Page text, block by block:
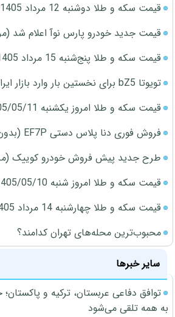
قیمت سکه و طلا دوشنبه 12 مرداد 1405
قیمت جدید خودرو پارس نوآ اعلام شد (مرداد
قیمت سکه و طلا پنج‌شنبه 15 مرداد 1405
تویوتا bZ5 برای نخستین بار وارد بازار ایران می‌شود
قیمت سکه و طلا امروز یکشنبه 1405/05/11
فروش فوری دنا پلاس دستی EF7P (بدون قرعه کشی)
طرح جدید پیش فروش خودرو کوییک (مرداد
قیمت سکه و طلا امروز شنبه 1405/05/10
قیمت سکه و طلا چهارشنبه 14 مرداد 1405
محبوب‌ترین محله‌های تهران کدامند؟
سایر خبرها
توافق دفاعی عربستان، ترکیه و
به همه تلقی می‌شود